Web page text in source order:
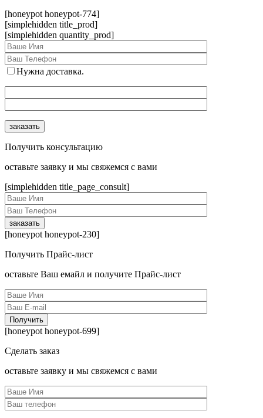
[honeypot honeypot-774]
[simplehidden title_prod]
[simplehidden quantity_prod]
Нужна доставка.
Получить консультацию
оcтавьте заявку и мы свяжемся с вами
[simplehidden title_page_consult]
[honeypot honeypot-230]
Получить Прайс-лист
оcтавьте Ваш емайл и получите Прайс-лист
[honeypot honeypot-699]
Сделать заказ
оcтавьте заявку и мы свяжемся с вами